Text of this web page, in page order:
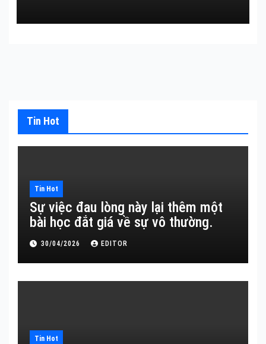
Tin Hot
Tin Hot
Sự việc đau lòng này lại thêm một
bài học đắt giá về sự vô thường.
30/04/2026 EDITOR
Tin Hot